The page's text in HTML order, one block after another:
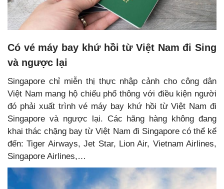
Có vé máy bay khứ hồi từ Việt Nam đi Sing
và ngược lại
Singapore chỉ miễn thị thực nhập cảnh cho công dân
Việt Nam mang hộ chiếu phổ thông với điều kiện người
đó phải xuất trình vé máy bay khứ hồi từ Việt Nam đi
Singapore và ngược lại. Các hãng hàng không đang
khai thác chặng bay từ Việt Nam đi Singapore có thể kể
đến: Tiger Airways, Jet Star, Lion Air, Vietnam Airlines,
Singapore Airlines,…